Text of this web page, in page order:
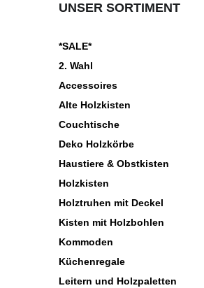
UNSER SORTIMENT
*SALE*
2. Wahl
Accessoires
Alte Holzkisten
Couchtische
Deko Holzkörbe
Haustiere & Obstkisten
Holzkisten
Holztruhen mit Deckel
Kisten mit Holzbohlen
Kommoden
Küchenregale
Leitern und Holzpaletten